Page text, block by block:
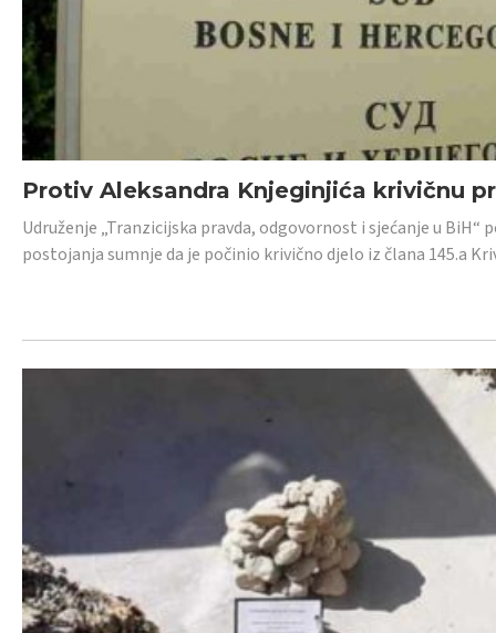
Protiv Aleksandra Knjeginjića krivičnu
Udruženje „Tranzicijska pravda, odgovornost i sjećanje u
postojanja sumnje da je počinio krivično djelo iz člana 145.a